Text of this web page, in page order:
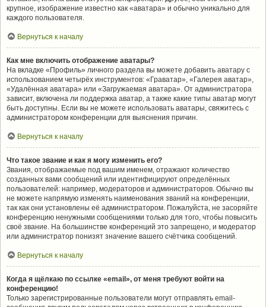
крупное, изображение известно как «аватара» и обычно уникально для
каждого пользователя.
Вернуться к началу
Как мне включить отображение аватары?
На вкладке «Профиль» личного раздела вы можете добавить аватару с
использованием четырёх инструментов: «Граватар», «Галерея аватар»,
«Удалённая аватара» или «Загружаемая аватара». От администратора
зависит, включена ли поддержка аватар, а также какие типы аватар могут
быть доступны. Если вы не можете использовать аватары, свяжитесь с
администратором конференции для выяснения причин.
Вернуться к началу
Что такое звание и как я могу изменить его?
Звания, отображаемые под вашим именем, отражают количество
созданных вами сообщений или идентифицируют определённых
пользователей: например, модераторов и администраторов. Обычно вы
не можете напрямую изменять наименования званий на конференции,
так как они установлены её администратором. Пожалуйста, не засоряйте
конференцию ненужными сообщениями только для того, чтобы повысить
своё звание. На большинстве конференций это запрещено, и модератор
или администратор понизят значение вашего счётчика сообщений.
Вернуться к началу
Когда я щёлкаю по ссылке «email», от меня требуют войти на
конференцию!
Только зарегистрированные пользователи могут отправлять email-